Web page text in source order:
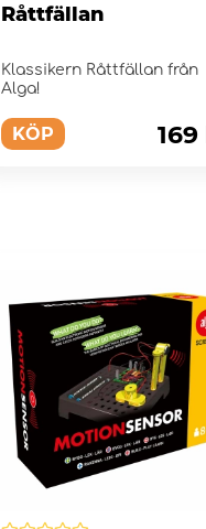
Råttfällan
Klassikern Råttfällan från
Alga!
KÖP